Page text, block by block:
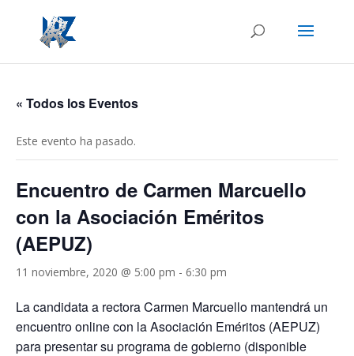
« Todos los Eventos
Este evento ha pasado.
Encuentro de Carmen Marcuello
con la Asociación Eméritos
(AEPUZ)
11 noviembre, 2020 @ 5:00 pm - 6:30 pm
La candidata a rectora Carmen Marcuello mantendrá un
encuentro online con la Asociación Eméritos (AEPUZ)
para presentar su programa de gobierno (disponible